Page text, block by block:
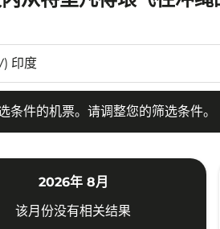
条件的机票。请调整您的筛选条件。
2026年 8月
该月份没有相关结果